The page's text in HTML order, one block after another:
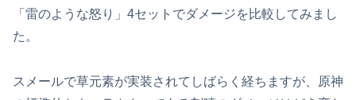
「雷のような怒り」4セットでダメージを比較してみまし
た。
スメールで草元素が実装されてしばらく経ちますが、原神